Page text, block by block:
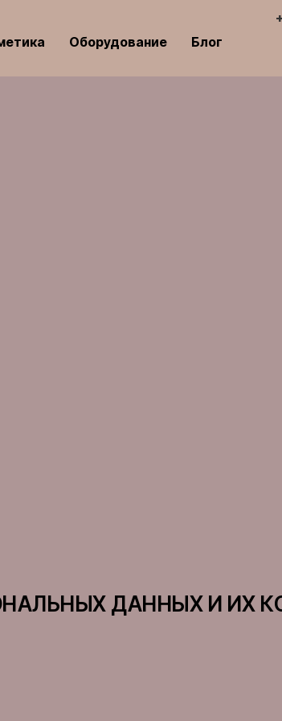
Оборудование Блог
ДАННЫХ И ИХ